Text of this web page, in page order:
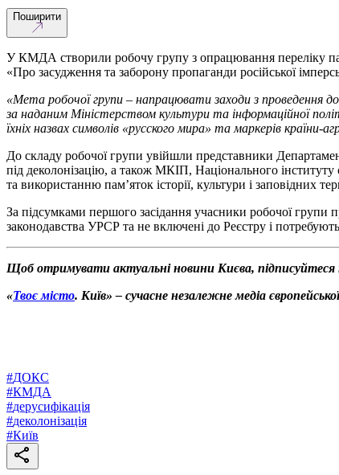
Поширити
У КМДА створили робочу групу з опрацювання переліку
«Про засудження та заборону пропаганди російської
«Мета робочої групи – напрацювати заходи з проведення
за наданим Міністерством культури та інформаційної
їхніх назвах символів «русского мира» та маркерів країни-
До складу робочої групи увійшли представники
під деколонізацію, а також МКІП, Національного
та використанню пам’яток історії, культури і заповідних
За підсумками першого засідання учасники робочої групи
законодавства УРСР та не включені до Реєстру і
Щоб отримувати актуальні новини Києва, підписуйтеся
«Твоє місто. Київ» – сучасне незалежне медіа
#ДОКС
#КМДА
#дерусифікація
#деколонізація
#Київ